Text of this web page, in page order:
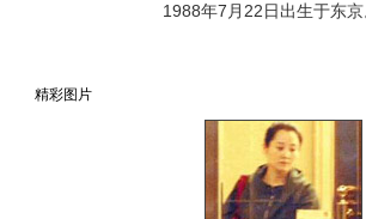
1988年7月22日出生于东京
精彩图片